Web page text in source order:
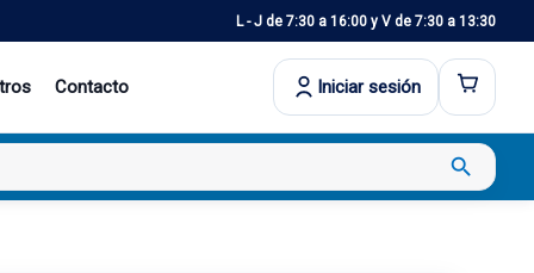
L - J de 7:30 a 16:00 y V de 7:30 a 13:30
Contacto Iniciar sesión
search